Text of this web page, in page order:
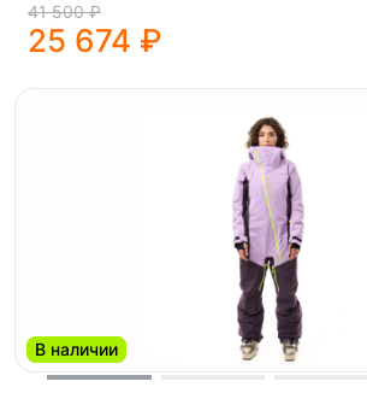
41 500 ₽
25 674 ₽
В наличии